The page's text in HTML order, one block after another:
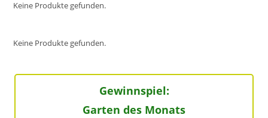
Keine Produkte gefunden.
Keine Produkte gefunden.
Gewinnspiel:
Garten des Monats